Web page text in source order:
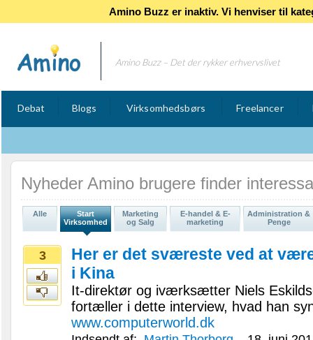
Amino Buzz er inaktiv. Vi henviser til
Amino Buzz – Det der rykker erhvervslivet
Debat Blogs Virksomhedsbørs Freelancer
Nyheder Amino brugere finder
Alle
Start
Virksomhed
Marketing
og Salg
E-handel & E-
marketing
Administration &
Penge
3
Her er det sværeste ved at
i Kina
It-direktør og iværksætter Niels
fortæller i dette interview, hvad han
www.computerworld.dk